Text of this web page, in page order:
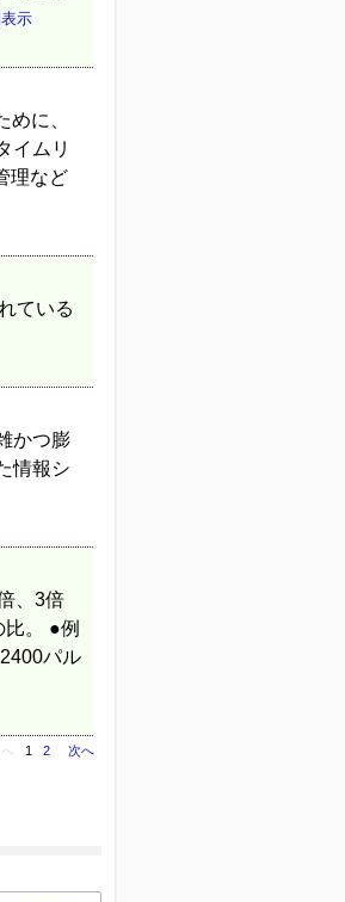
示
に、
イムリ
理など
ている
かつ膨
情報シ
、3倍
。 ●例
パル
へ 1 2 次へ